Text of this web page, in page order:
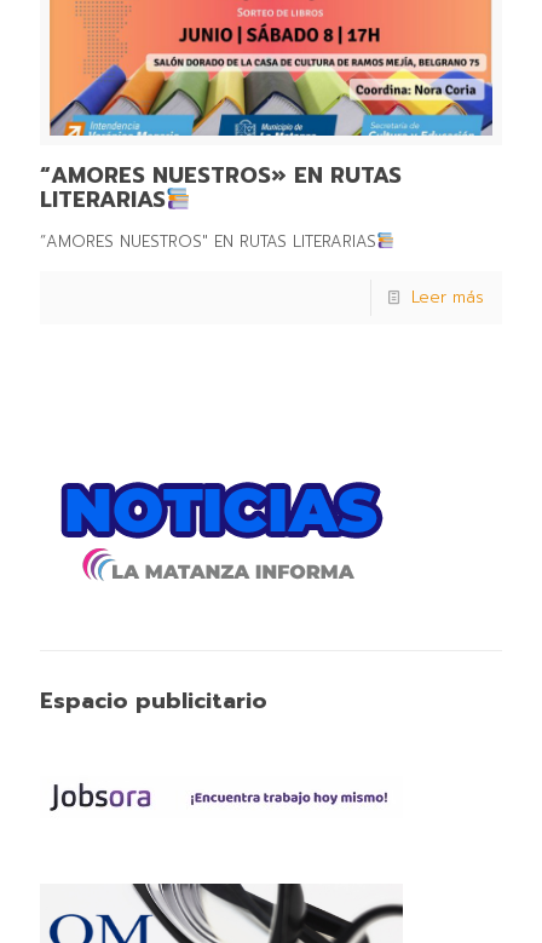
“AMORES NUESTROS» EN RUTAS
LITERARIAS
“AMORES NUESTROS" EN RUTAS LITERARIAS
Leer más
Espacio publicitario